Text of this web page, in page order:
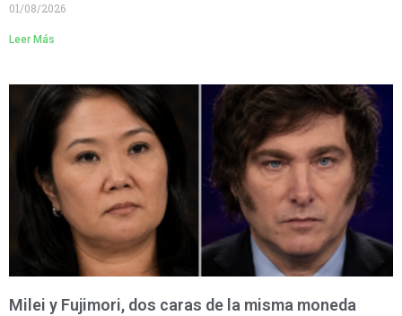
01/08/2026
Leer Más
Milei y Fujimori, dos caras de la misma moneda